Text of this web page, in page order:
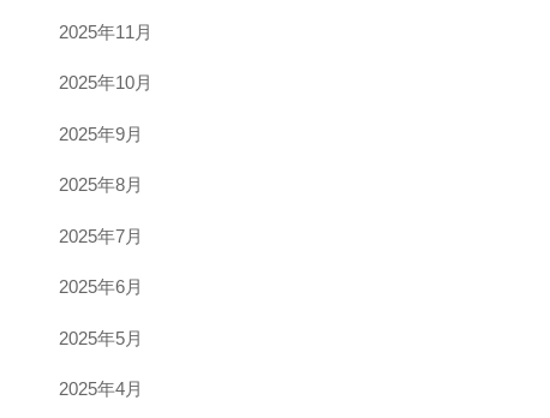
2025年11月
2025年10月
2025年9月
2025年8月
2025年7月
2025年6月
2025年5月
2025年4月